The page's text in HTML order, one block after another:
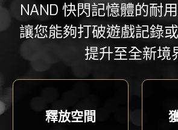
NAND 快閃記憶體的耐
讓您能夠打破遊戲記錄
提升至全新境
釋放空間